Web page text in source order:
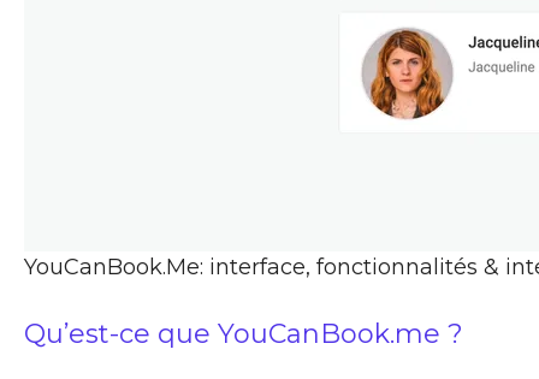
YouCanBook.Me: interface, fonctionnalités &
Qu’est-ce que YouCanBook.me ?